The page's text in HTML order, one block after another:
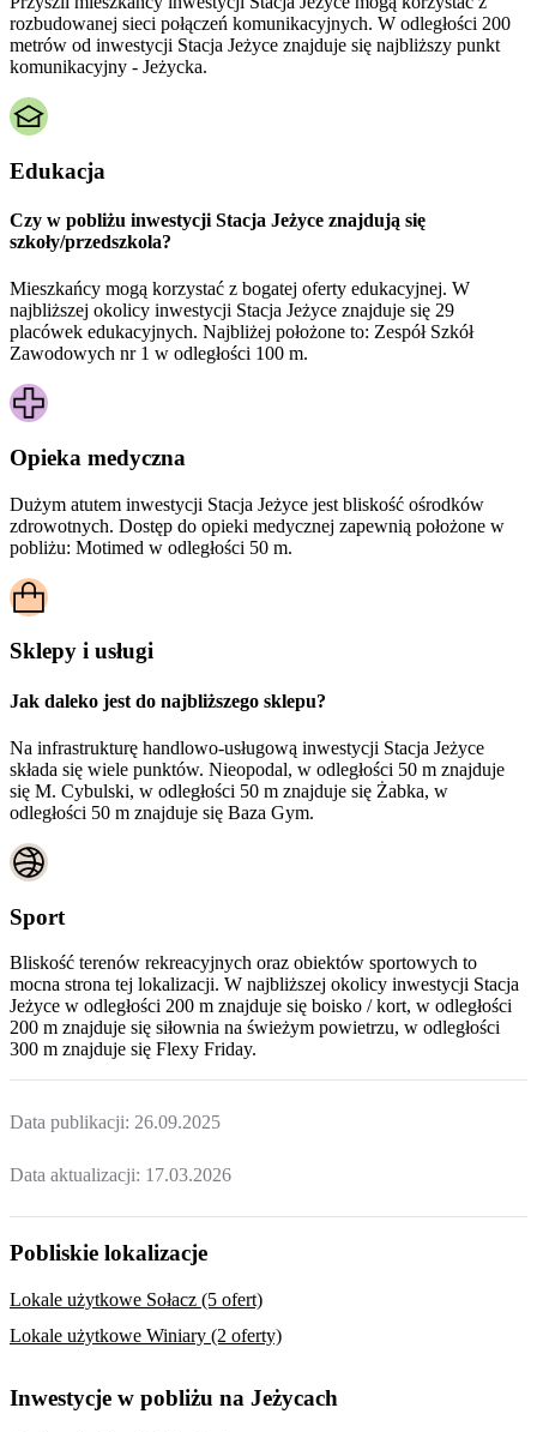
rozbudowanej sieci połączeń komunikacyjnych. W odległości 200
metrów od inwestycji Stacja Jeżyce znajduje się najbliższy punkt
komunikacyjny - Jeżycka.
Edukacja
Czy w pobliżu inwestycji Stacja Jeżyce znajdują się
szkoły/przedszkola?
Mieszkańcy mogą korzystać z bogatej oferty edukacyjnej. W
najbliższej okolicy inwestycji Stacja Jeżyce znajduje się 29
placówek edukacyjnych. Najbliżej położone to: Zespół Szkół
Zawodowych nr 1 w odległości 100 m.
Opieka medyczna
Dużym atutem inwestycji Stacja Jeżyce jest bliskość ośrodków
zdrowotnych. Dostęp do opieki medycznej zapewnią położone w
pobliżu: Motimed w odległości 50 m.
Sklepy i usługi
Jak daleko jest do najbliższego sklepu?
Na infrastrukturę handlowo-usługową inwestycji Stacja Jeżyce
składa się wiele punktów. Nieopodal, w odległości 50 m znajduje
się M. Cybulski, w odległości 50 m znajduje się Żabka, w
odległości 50 m znajduje się Baza Gym.
Sport
Bliskość terenów rekreacyjnych oraz obiektów sportowych to
mocna strona tej lokalizacji. W najbliższej okolicy inwestycji Stacja
Jeżyce w odległości 200 m znajduje się boisko / kort, w odległości
200 m znajduje się siłownia na świeżym powietrzu, w odległości
300 m znajduje się Flexy Friday.
Data publikacji: 26.09.2025
Data aktualizacji: 17.03.2026
Pobliskie lokalizacje
Lokale użytkowe Sołacz (5 ofert)
Lokale użytkowe Winiary (2 oferty)
Inwestycje w pobliżu na Jeżycach